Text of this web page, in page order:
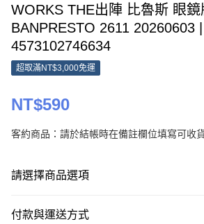
WORKS THE出陣 比魯斯 眼鏡
BANPRESTO 2611 20260603 |
4573102746634
超取滿NT$3,000免運
NT$590
客約商品：請於結帳時在備註欄位填寫可收
請選擇商品選項
付款與運送方式